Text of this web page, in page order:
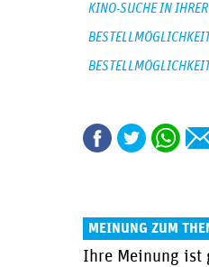
KINO-SUCHE IN
MEINUNG ZUM
Ihre Meinung ist